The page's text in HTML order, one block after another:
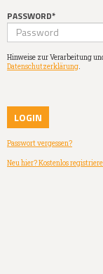
PASSWORD*
Hinweise zur Verarbeitung
Datenschutzerklärung.
Passwort vergessen?
Neu hier? Kostenlos